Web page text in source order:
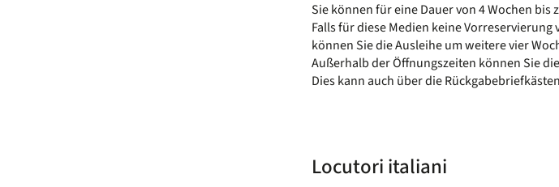
Sie können für eine Dauer von 4 Wochen
Falls für diese Medien keine Vorreservierung
können Sie die Ausleihe um weitere vier
Außerhalb der Öffnungszeiten können Sie
Dies kann auch über die
Locutori italiani